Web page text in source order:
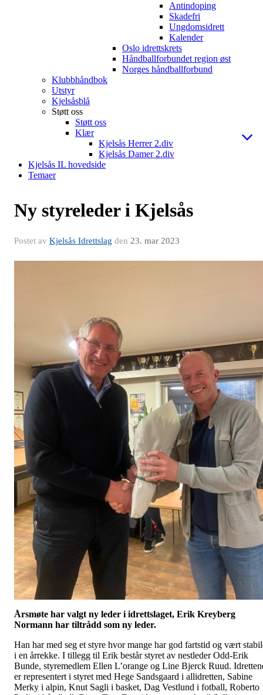
Antindoping
Skadefri
Ungdomsidrett
Kalender
Oslo idrettskrets
Håndballforbundet region øst
Norges håndballforbund
Klubbhåndbok
Utstyr
Kjelsåsblå
Støtt oss
Støtt oss
Klær
Kjelsås Herrer 2.div
Kjelsås Damer 2.div
Kjelsås IL hovedside
Temaer
Ny styreleder i Kjelsås
Postet av Kjelsås Idrettslag den 23. mar 2023
Årsmøte har valgt ny leder i idrettslaget, Erik Kreyberg
Normann har tiltrådd som ny leder.
Han har med seg et styre hvor mange har god fartstid og vært
i en årrekke. I tillegg til Erik består styret av nestleder Odd-Erik
Bunde, styremedlem Ellen L’orange og Line Bjerck Ruud.
er representert i styret med Hege Sandsgaard i allidretten, Sabine
Merky i alpin, Knut Sagli i basket, Dag Vestlund i fotball, Roberto